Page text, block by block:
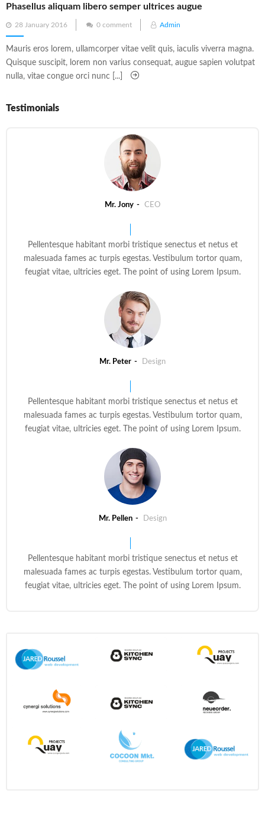
Phasellus aliquam libero semper ultrices augue
Posted
on
28 January 2016 0 comment Admin
Mauris eros lorem, ullamcorper vitae velit quis, iaculis viverra magna.
Quisque suscipit, lorem non varius consequat, augue sapien volutpat
nulla, vitae congue orci nunc [...]
Testimonials
Mr. Jony CEO
Pellentesque habitant morbi tristique senectus et netus et
malesuada fames ac turpis egestas. Vestibulum tortor quam,
feugiat vitae, ultricies eget. The point of using Lorem Ipsum.
Mr. Peter Design
Pellentesque habitant morbi tristique senectus et netus et
malesuada fames ac turpis egestas. Vestibulum tortor quam,
feugiat vitae, ultricies eget. The point of using Lorem Ipsum.
Mr. Pellen Design
Pellentesque habitant morbi tristique senectus et netus et
malesuada fames ac turpis egestas. Vestibulum tortor quam,
feugiat vitae, ultricies eget. The point of using Lorem Ipsum.